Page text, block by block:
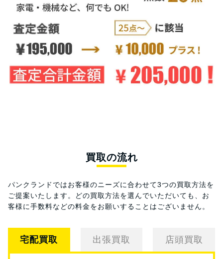
買取の流れ
パンクランドではお客様のニーズに合わせて3つの買取方法を
ご提案いたします。
どの買取方法を選んでいただいても、お
客様に手数料などの料金をお願いすることはございません。
宅配買取 出張買取 店頭買取